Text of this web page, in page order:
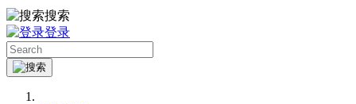
搜索
登录